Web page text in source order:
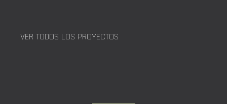
VER TODOS LOS PROYECTOS